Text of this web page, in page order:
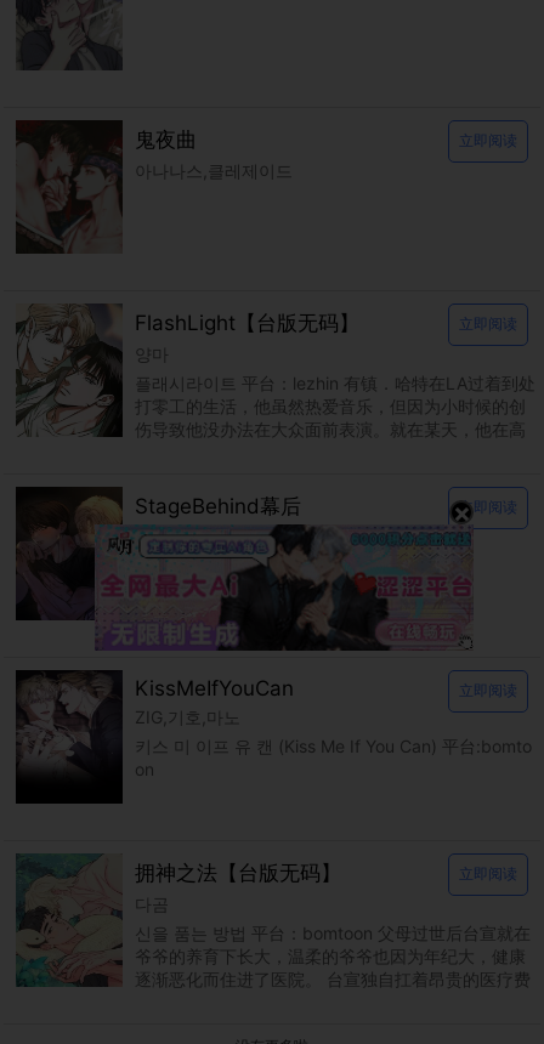
鬼夜曲
아나나스,클레제이드
立即阅读
FlashLight【台版无码】
양마
플래시라이트 平台：lezhin 有镇．哈特在LA过着到处
打零工的生活，他虽然热爱音乐，但因为小时候的创
伤导致他没办法在大众面前表演。就在某天，他在高
立即阅读
StageBehind幕后
김건수
스테이지 비하인드 平台：bomtoon
立即阅读
KissMeIfYouCan
ZIG,기호,마노
키스 미 이프 유 캔 (Kiss Me If You Can) 平台:bomto
on
立即阅读
拥神之法【台版无码】
다곰
신을 품는 방법 平台：bomtoon 父母过世后台宣就在
爷爷的养育下长大，温柔的爷爷也因为年纪大，健康
逐渐恶化而住进了医院。 台宣独自扛着昂贵的医疗费
立即阅读
×